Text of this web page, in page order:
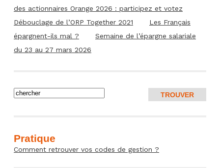
des actionnaires Orange 2026 : participez et votez
Débouclage de l’ORP Together 2021
Les Français
épargnent-ils mal ?
Semaine de l’épargne salariale
du 23 au 27 mars 2026
Pratique
Comment retrouver vos codes de gestion ?